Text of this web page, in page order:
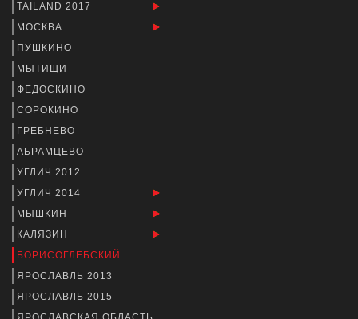
TAILAND 2017
МОСКВА
ПУШКИНО
МЫТИЩИ
ФЕДОСКИНО
СОРОКИНО
ГРЕБНЕВО
АБРАМЦЕВО
УГЛИЧ 2012
УГЛИЧ 2014
МЫШКИН
КАЛЯЗИН
БОРИСОГЛЕБСКИЙ
ЯРОСЛАВЛЬ 2013
ЯРОСЛАВЛЬ 2015